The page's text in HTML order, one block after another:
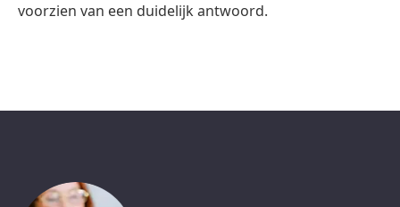
voorzien van een duidelijk antwoord.